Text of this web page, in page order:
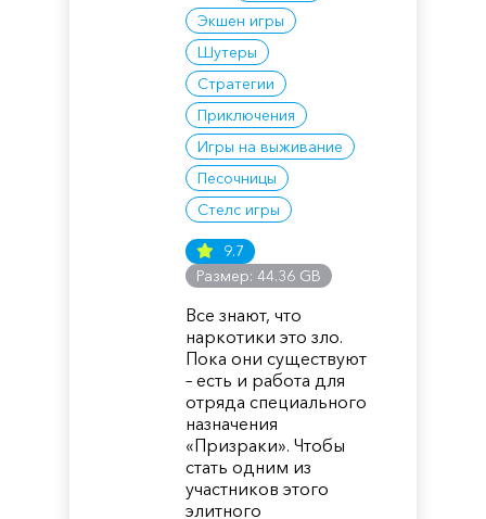
Экшен игры
Шутеры
Стратегии
Приключения
Игры на выживание
Песочницы
Стелс игры
9.7
Размер: 44.36 GB
Все знают, что
наркотики это зло.
Пока они существуют
– есть и работа для
отряда специального
назначения
«Призраки». Чтобы
стать одним из
участников этого
элитного